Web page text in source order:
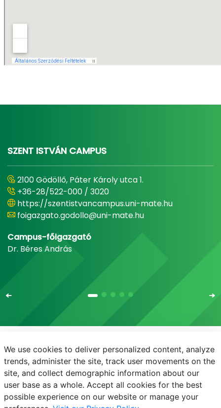
SZENT ISTVÁN CAMPUS
2100 Gödöllő, Páter Károly utca 1.
+36-28/522-000 / 3020
https://szentistvancampus.uni-mate.hu
foigazgato.godollo@uni-mate.hu
Campus-főigazgató
Dr. Béres András
E-mail Telefonkönyv NEPTUN
E-learning
Adatvédelem
Próba20240930
We use cookies to deliver personalized content, analyze
trends, administer the site, track user movements on the
site, and collect demographic information about our
user base as a whole. Accept all cookies for the best
possible experience on our website or manage your